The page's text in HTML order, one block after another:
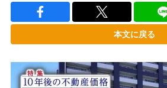
本文に戻る